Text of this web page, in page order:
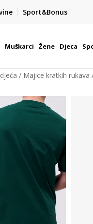
Sport&Bonus
Team Sales
za timske sportove.
Muškarci Žene Djeca
Majice kratkih rukava